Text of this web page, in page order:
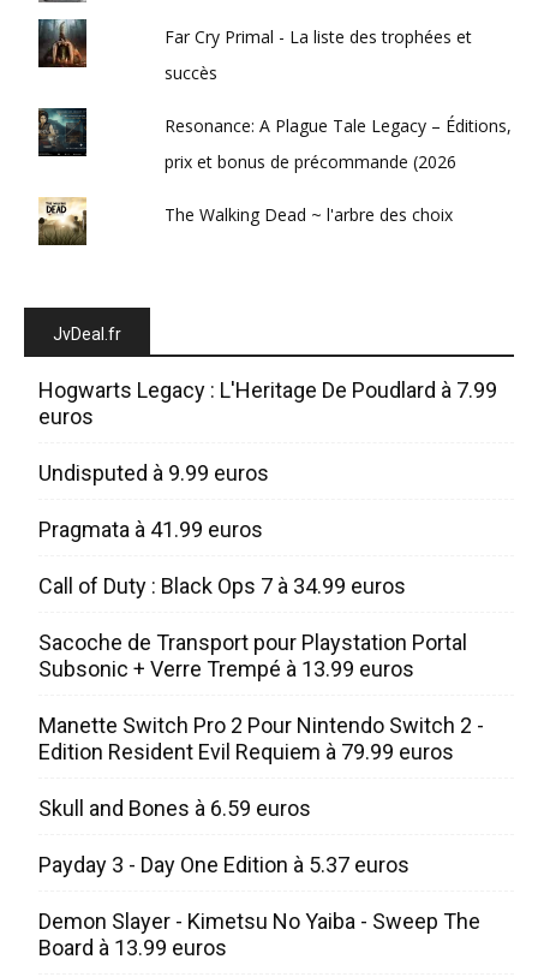
Far Cry Primal - La liste des trophées et
succès
Resonance: A Plague Tale Legacy – Éditions,
prix et bonus de précommande (2026
The Walking Dead ~ l'arbre des choix
JvDeal.fr
Hogwarts Legacy : L'Heritage De Poudlard à 7.99
euros
Undisputed à 9.99 euros
Pragmata à 41.99 euros
Call of Duty : Black Ops 7 à 34.99 euros
Sacoche de Transport pour Playstation Portal
Subsonic + Verre Trempé à 13.99 euros
Manette Switch Pro 2 Pour Nintendo Switch 2 -
Edition Resident Evil Requiem à 79.99 euros
Skull and Bones à 6.59 euros
Payday 3 - Day One Edition à 5.37 euros
Demon Slayer - Kimetsu No Yaiba - Sweep The
Board à 13.99 euros